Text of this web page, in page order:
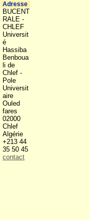
Adresse
BUCENT
RALE -
CHLEF
Universit
é
Hassiba
Benboua
li de
Chlef -
Pole
Universit
aire
Ouled
fares
02000
Chlef
Algérie
+213 44
35 50 45
contact